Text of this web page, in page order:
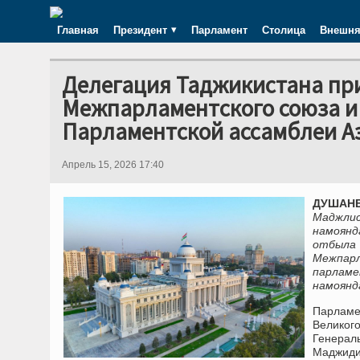
Главная Президент Парламент Столица
Делегация Таджикистана
Межпарламентского союза
Парламентской ассамблеи
Апрель 15, 2026 17:40
отбыла